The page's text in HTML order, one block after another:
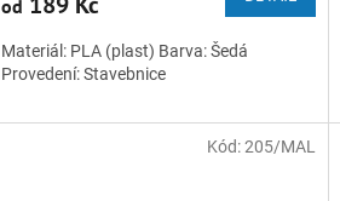
od
Materiál: PLA (plast) Barva: Šedá
Provedení: Stavebnice
Kód:205/MAL